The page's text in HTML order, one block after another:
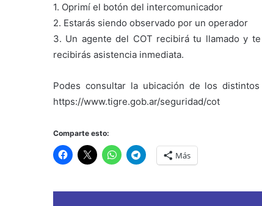
1. Oprimí el botón del intercomunicador
2. Estarás siendo observado por un operador
3. Un agente del COT recibirá tu llamado y
recibirás asistencia inmediata.
Podes consultar la ubicación de los
https://www.tigre.gob.ar/seguridad/cot
Comparte esto:
Más